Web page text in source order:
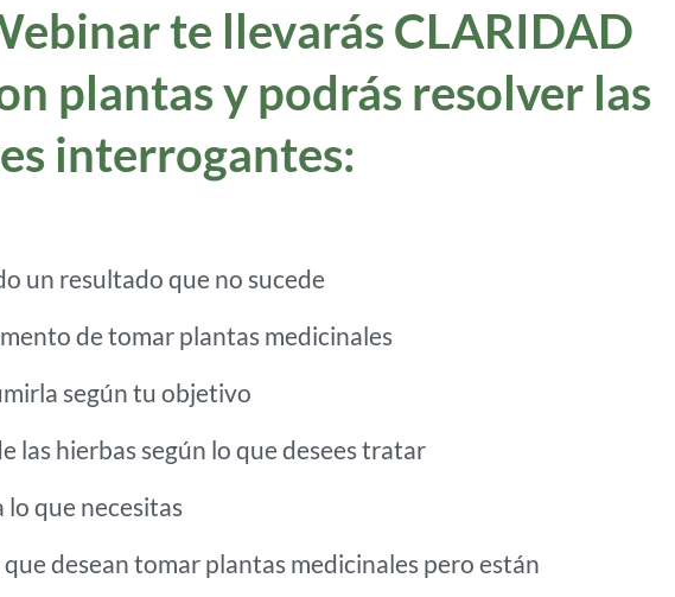
te llevarás CLARIDAD
plantas y podrás resolver las
interrogantes:
un resultado que no sucede
de tomar plantas medicinales
según tu objetivo
las hierbas según lo que desees tratar
lo que necesitas
desean tomar plantas medicinales pero están